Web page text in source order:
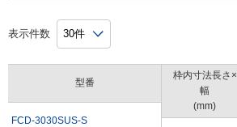
表示件数
型番
FCD-3030SUS-S
枠内寸法長さ×
幅
(mm)